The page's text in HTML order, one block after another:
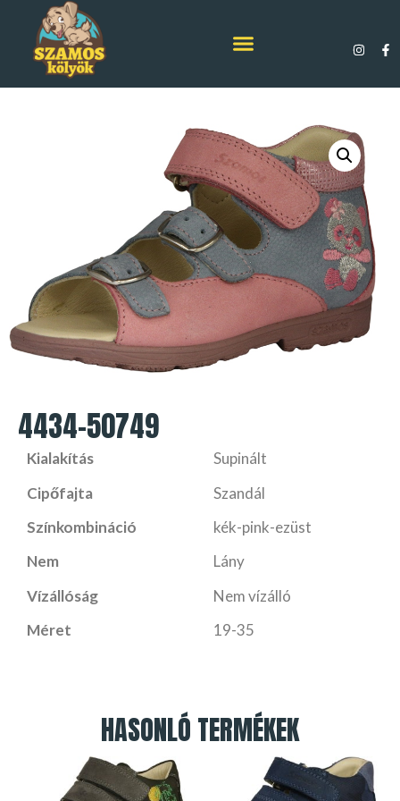
4434-50749
Kialakítás
Supinált
Cipőfajta
Szandál
Színkombináció
kék-pink-ezüst
Nem
Lány
Vízállóság
Nem vízálló
Méret
19-35
HASONLÓ TERMÉKEK